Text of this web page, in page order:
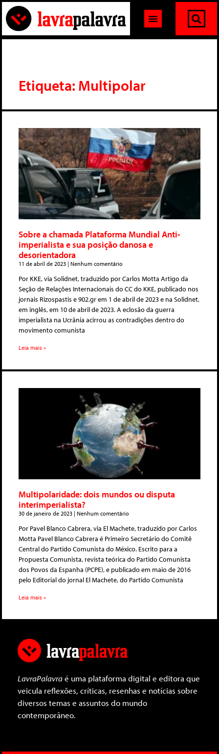
Etiqueta: Multipolar
Sobre a chamada Plataforma Mundial Anti-
imperialista e sua posição danosa e
desorientadora
11 de abril de 2023 Nenhum comentário
Por KKE, via Solidnet, traduzido por Carlos Motta Artigo da
Seção de Relações Internacionais do CC do KKE, publicado nos
jornais Rizospastis e 902.gr em 1 de abril de 2023 e na Solidnet,
em inglês, em 10 de abril de 2023. A eclosão da guerra
imperialista na Ucrânia acirrou as contradições dentro do
movimento comunista
Leia mais »
Multipolaridade: dois mundos ou disputa
interimperialista?
30 de janeiro de 2023 Nenhum comentário
Por Pavel Blanco Cabrera, via El Machete, traduzido por Carlos
Motta Pavel Blanco Cabrera é Primeiro Secretário do Comitê
Central do Partido Comunista do México. Escrito para a
Propuesta Comunista, revista teórica do Partido Comunista
dos Povos da Espanha (PCPE), e publicado em maio de 2016
pelo Editorial do jornal El Machete, do Partido Comunista
Leia mais »
LavraPalavraé uma plataforma digital e editora que
veicula reflexões, críticas, resenhas e notícias sobre
diversos temas e assuntos do mundo
contemporâneo.